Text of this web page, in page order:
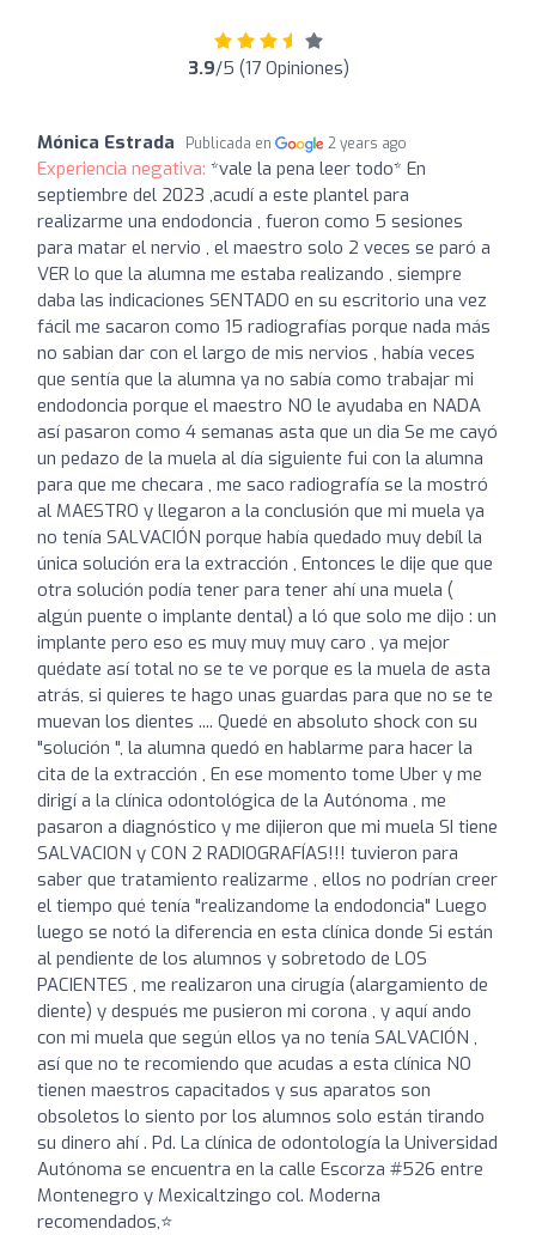
3.9/5 (17 Opiniones)
Mónica Estrada Publicada en 2 years ago
Experiencia negativa: *vale la pena leer todo* En
septiembre del 2023 ,acudí a este plantel para
realizarme una endodoncia , fueron como 5 sesiones
para matar el nervio , el maestro solo 2 veces se paró a
VER lo que la alumna me estaba realizando , siempre
daba las indicaciones SENTADO en su escritorio una vez
fácil me sacaron como 15 radiografías porque nada más
no sabian dar con el largo de mis nervios , había veces
que sentía que la alumna ya no sabía como trabajar mi
endodoncia porque el maestro NO le ayudaba en NADA
así pasaron como 4 semanas asta que un dia Se me cayó
un pedazo de la muela al día siguiente fui con la alumna
para que me checara , me saco radiografía se la mostró
al MAESTRO y llegaron a la conclusión que mi muela ya
no tenía SALVACIÓN porque había quedado muy debíl la
única solución era la extracción , Entonces le dije que que
otra solución podía tener para tener ahí una muela (
algún puente o implante dental) a ló que solo me dijo : un
implante pero eso es muy muy muy caro , ya mejor
quédate así total no se te ve porque es la muela de asta
atrás, si quieres te hago unas guardas para que no se te
muevan los dientes .... Quedé en absoluto shock con su
"solución ", la alumna quedó en hablarme para hacer la
cita de la extracción , En ese momento tome Uber y me
dirigí a la clínica odontológica de la Autónoma , me
pasaron a diagnóstico y me dijieron que mi muela SI tiene
SALVACION y CON 2 RADIOGRAFÍAS!!! tuvieron para
saber que tratamiento realizarme , ellos no podrían creer
el tiempo qué tenía "realizandome la endodoncia" Luego
luego se notó la diferencia en esta clínica donde Si están
al pendiente de los alumnos y sobretodo de LOS
PACIENTES , me realizaron una cirugía (alargamiento de
diente) y después me pusieron mi corona , y aquí ando
con mi muela que según ellos ya no tenía SALVACIÓN ,
así que no te recomiendo que acudas a esta clínica NO
tienen maestros capacitados y sus aparatos son
obsoletos lo siento por los alumnos solo están tirando
su dinero ahí . Pd. La clínica de odontología la Universidad
Autónoma se encuentra en la calle Escorza #526 entre
Montenegro y Mexicaltzingo col. Moderna
recomendados,⭐